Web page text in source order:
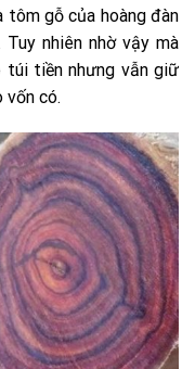
tôm gỗ của hoàng đàn
nhiên nhờ vậy mà
túi tiền nhưng vẫn giữ
vốn có.